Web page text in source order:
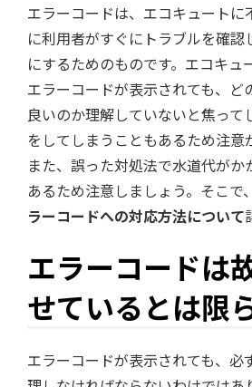
エラーコードは、エコキュートに
に利用者がすぐにトラブルを確認
にするためのものです。エコキュ
エラーコードが表示されても、ど
良いのか理解していないと焦って
をしてしまうこともあるため注意
また、誤った対処法で水道代がか
あるため注意しましょう。そこで、
ラーコードへの対応方法について
エラーコードは
せているとは限
エラーコードが表示されても、必